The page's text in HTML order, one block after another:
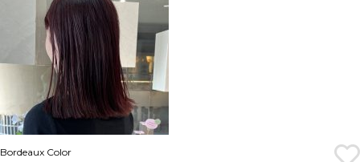
Bordeaux Color